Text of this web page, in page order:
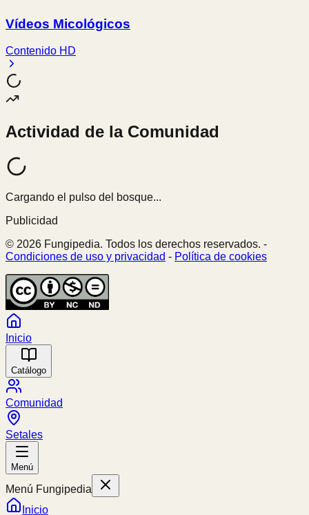
Vídeos Micológicos
Contenido HD
Actividad de la Comunidad
Cargando el pulso del bosque...
Publicidad
© 2026 Fungipedia. Todos los derechos reservados. -
Condiciones de uso y privacidad - Política de cookies
Inicio
Catálogo
Comunidad
Setales
Menú
Menú Fungipedia
Inicio